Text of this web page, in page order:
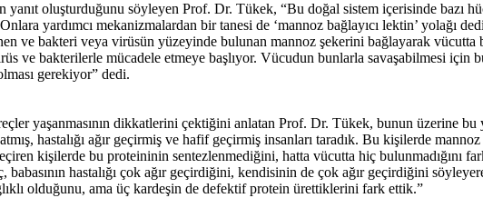
yanıt oluşturduğunu söyleyen Prof. Dr. Tükek, “Bu doğal sistem içerisinde bazı
yardımcı mekanizmalardan bir tanesi de ‘mannoz bağlayıcı lektin’ yolağı
ve bakteri veya virüsün yüzeyinde bulunan mannoz şekerini bağlayarak vücutta
bakterilerle mücadele etmeye başlıyor. Vücudun bunlarla savaşabilmesi için
gerekiyor” dedi.
yaşanmasının dikkatlerini çektiğini anlatan Prof. Dr. Tükek, bunun üzerine
hastalığı ağır geçirmiş ve hafif geçirmiş insanları taradık. Bu kişilerde
kişilerde bu proteininin sentezlenmediğini, hatta vücutta hiç bulunmadığını
hastalığı çok ağır geçirdiğini, kendisinin de çok ağır geçirdiğini
olduğunu, ama üç kardeşin de defektif protein ürettiklerini fark ettik.”